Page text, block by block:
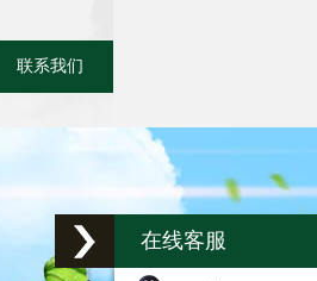
联系我们
在线客服